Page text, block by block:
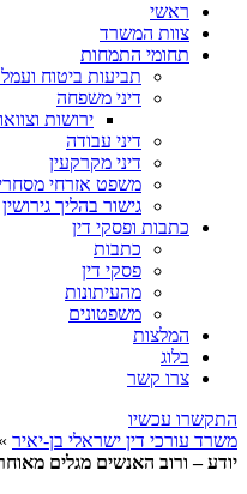
ראשי
צוות המשרד
תחומי התמחות
תביעות ביטוח
דיני משפחה
ירושות
דיני עבודה
דיני מקרקעין
משפט אזרחי
גישור בהליך גירושין
כתבות ופסקי דין
כתבות
פסקי דין
מהעיתונות
משפטונים
המלצות
בלוג
צרו קשר
התקשרו עכשיו
משרד עורכי דין ישראלי בן-יאיר »
יודע – ורוב האנשים מגלים